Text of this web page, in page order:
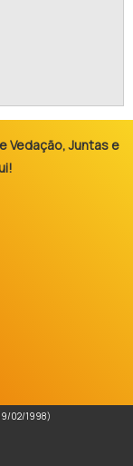
Vedação, Juntas e
02/1998)